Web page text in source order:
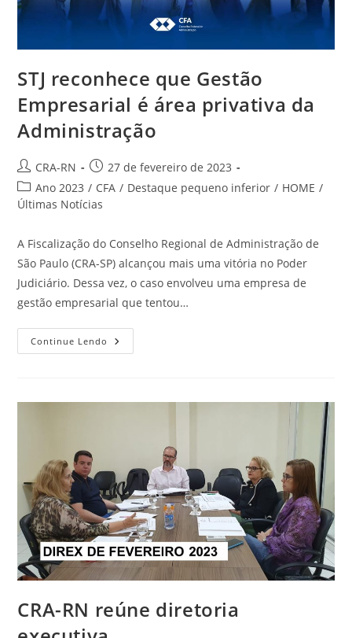
STJ reconhece que Gestão
Empresarial é área privativa da
Administração
Autor
do
post:
CRA-RN
Post
publicado:
27 de fevereiro de 2023
Categoria
do
Ano 2023 / CFA / Destaque pequeno inferior / HOME /
Últimas Notícias
A Fiscalização do Conselho Regional de Administração de
São Paulo (CRA-SP) alcançou mais uma vitória no Poder
Judiciário. Dessa vez, o caso envolveu uma empresa de
gestão empresarial que tentou…
Continue Lendo STJ
Reconhece
Área
CRA-RN reúne diretoria